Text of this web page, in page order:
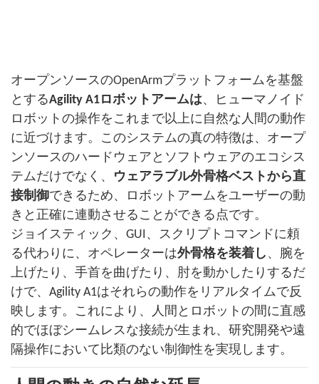
オープンソースのOpenArmプラットフォームを基盤
とするAgility A1ロボットアームは、ヒューマノイド
ロボットの操作をこれまで以上に自然な人間の動作
に近づけます。このシステムの真の特徴は、オープ
ンソースのハードウェアとソフトウェアのエコシス
テムだけでなく、
ウェアラブル外骨格ベストから直
接制御できるため、ロボットアームをユーザーの動
きと正確に連動させることができる点です。
ジョイスティック、GUI、スクリプトコマンドに頼
る代わりに、オペレーターは外骨格を装着し 、腕を
上げたり、手首を曲げたり、肘を動かしたりするだ
けで、Agility A1はそれらの動作をリアルタイムで反
映します。これにより、人間とロボットの間に直感
的でほぼシームレスな接続が生まれ、研究開発や遠
隔操作において比類のない制御性を実現します。